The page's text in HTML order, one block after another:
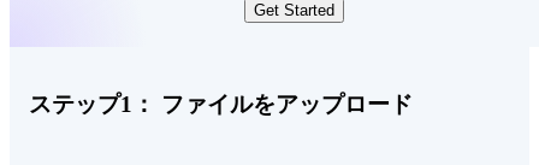
Get Started
ステップ1： ファイルをアップロード